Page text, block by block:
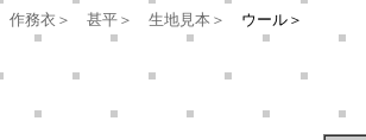
作務衣＞ 甚平＞ 生地見本＞ ウール＞